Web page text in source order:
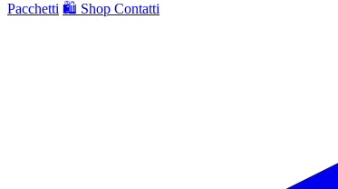
Pacchetti 🛍️ Shop Contatti